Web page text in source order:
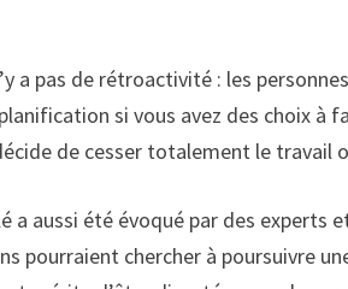
a pas de rétroactivité : les
si vous avez des choix à
de cesser totalement le travail
a aussi été évoqué par des
pourraient chercher à poursuivre